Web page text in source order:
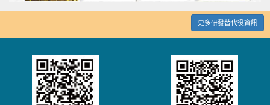
更多研發替代役資訊